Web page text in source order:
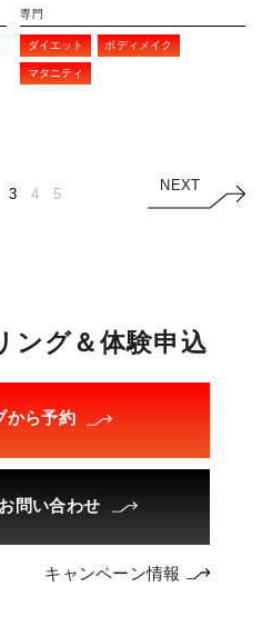
専門
ダイエット ボディメイク
マタニティ
3 4 5
NEXT
ング＆体験申込
から予約
問い合わせ
キャンペーン情報